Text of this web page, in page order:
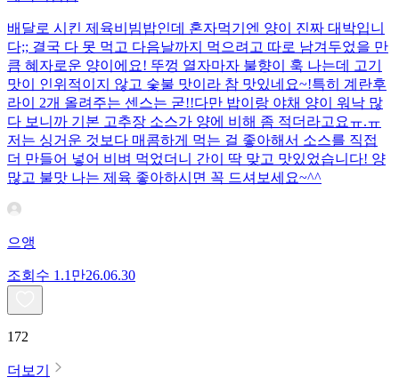
배달로 시킨 제육비빔밥인데 혼자먹기엔 양이 진짜 대박입니
다;; 결국 다 못 먹고 다음날까지 먹으려고 따로 남겨두었을 만
큼 혜자로운 양이에요! 뚜껑 열자마자 불향이 훅 나는데 고기
맛이 인위적이지 않고 숯불 맛이라 참 맛있네요~!특히 계란후
라이 2개 올려주는 센스는 굳!! ​다만 밥이랑 야채 양이 워낙 많
다 보니까 기본 고추장 소스가 양에 비해 좀 적더라고요ㅠ.ㅠ
저는 싱거운 것보다 매콤하게 먹는 걸 좋아해서 소스를 직접
더 만들어 넣어 비벼 먹었더니 간이 딱 맞고 맛있었습니다! 양
많고 불맛 나는 제육 좋아하시면 꼭 드셔보세요~^^
으앵
조회수 1.1만26.06.30
172
더보기